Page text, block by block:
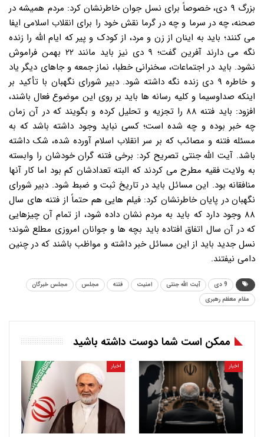
بزرگ ۹ دی، خصوصاً برای نسل جوان خاطرنشان کرد: مردم همیشه در
صحنه، چه در سرما و چه در گرما نقش خود را برای انقلاب اسلامی ایفا
می کنند؛ باید به اینان از زن و مرد، از کودک و پیر که ایام الله را زنده
نگه می دارند آفرین گفت؛ ۹ دی نیز باید مانند ۲۲ بهمن فراموش
نشود. باید در اجتماعات، سخنرانی خطبا، نماز جمعه و جاهای دیگر یاد
و خاطره ۹ دی زنده نگه داشته شود. دبیر شورای نگهبان با تأکید بر
اینکه صداوسیما و کلیه رسانه ها باید بر روی این موضوع فعال باشند،
افزود: باید فتنه ۸۸ را تجزیه و تحلیل کرده و بگویند که در آن زمان
چه خبر بوده و چه شده است؛ کسی نباید وجود داشته باشد که به
مسئله فتنه و مصائب که بر سر انقلاب اسلام آورده شده، شک داشته
باشد. آیت الله جنتی تصریح کرد: برخی فتنه گران خودشان را وابسته
به ولایت فقیه مطرح می کردند که البته تعدادشان کم بود اما کار آنها
منافقانه بود. این مسائل باید در تاریخ ثبت و ضبط شود. دبیر شورای
نگهبان در پایان خاطرنشان کرد: فیلم هایی هم حتماً از فتنه های سال
۸۸ وجود دارد که باید به مردم نشان داده شود، از تمام آن چیزهایی
که در آن سال اتفاق افتاده باید بچه ها و جوانان امروزی مطلع شوند؛
نسل جدید باید از این مسائل خبر داشته و مواظب باشند که در چنین
دامی نیفتند.
9 دی آیت الله جنتی امنیت فتنه مجلس
مجلس خبرگان
مقام معظم رهبری
ممکن است شما دوست داشته باشید
اخبار اخبار